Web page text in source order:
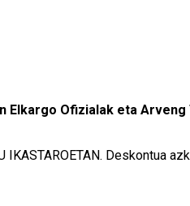
Ofizialak eta Arveng
IKASTAROETAN. Deskontua